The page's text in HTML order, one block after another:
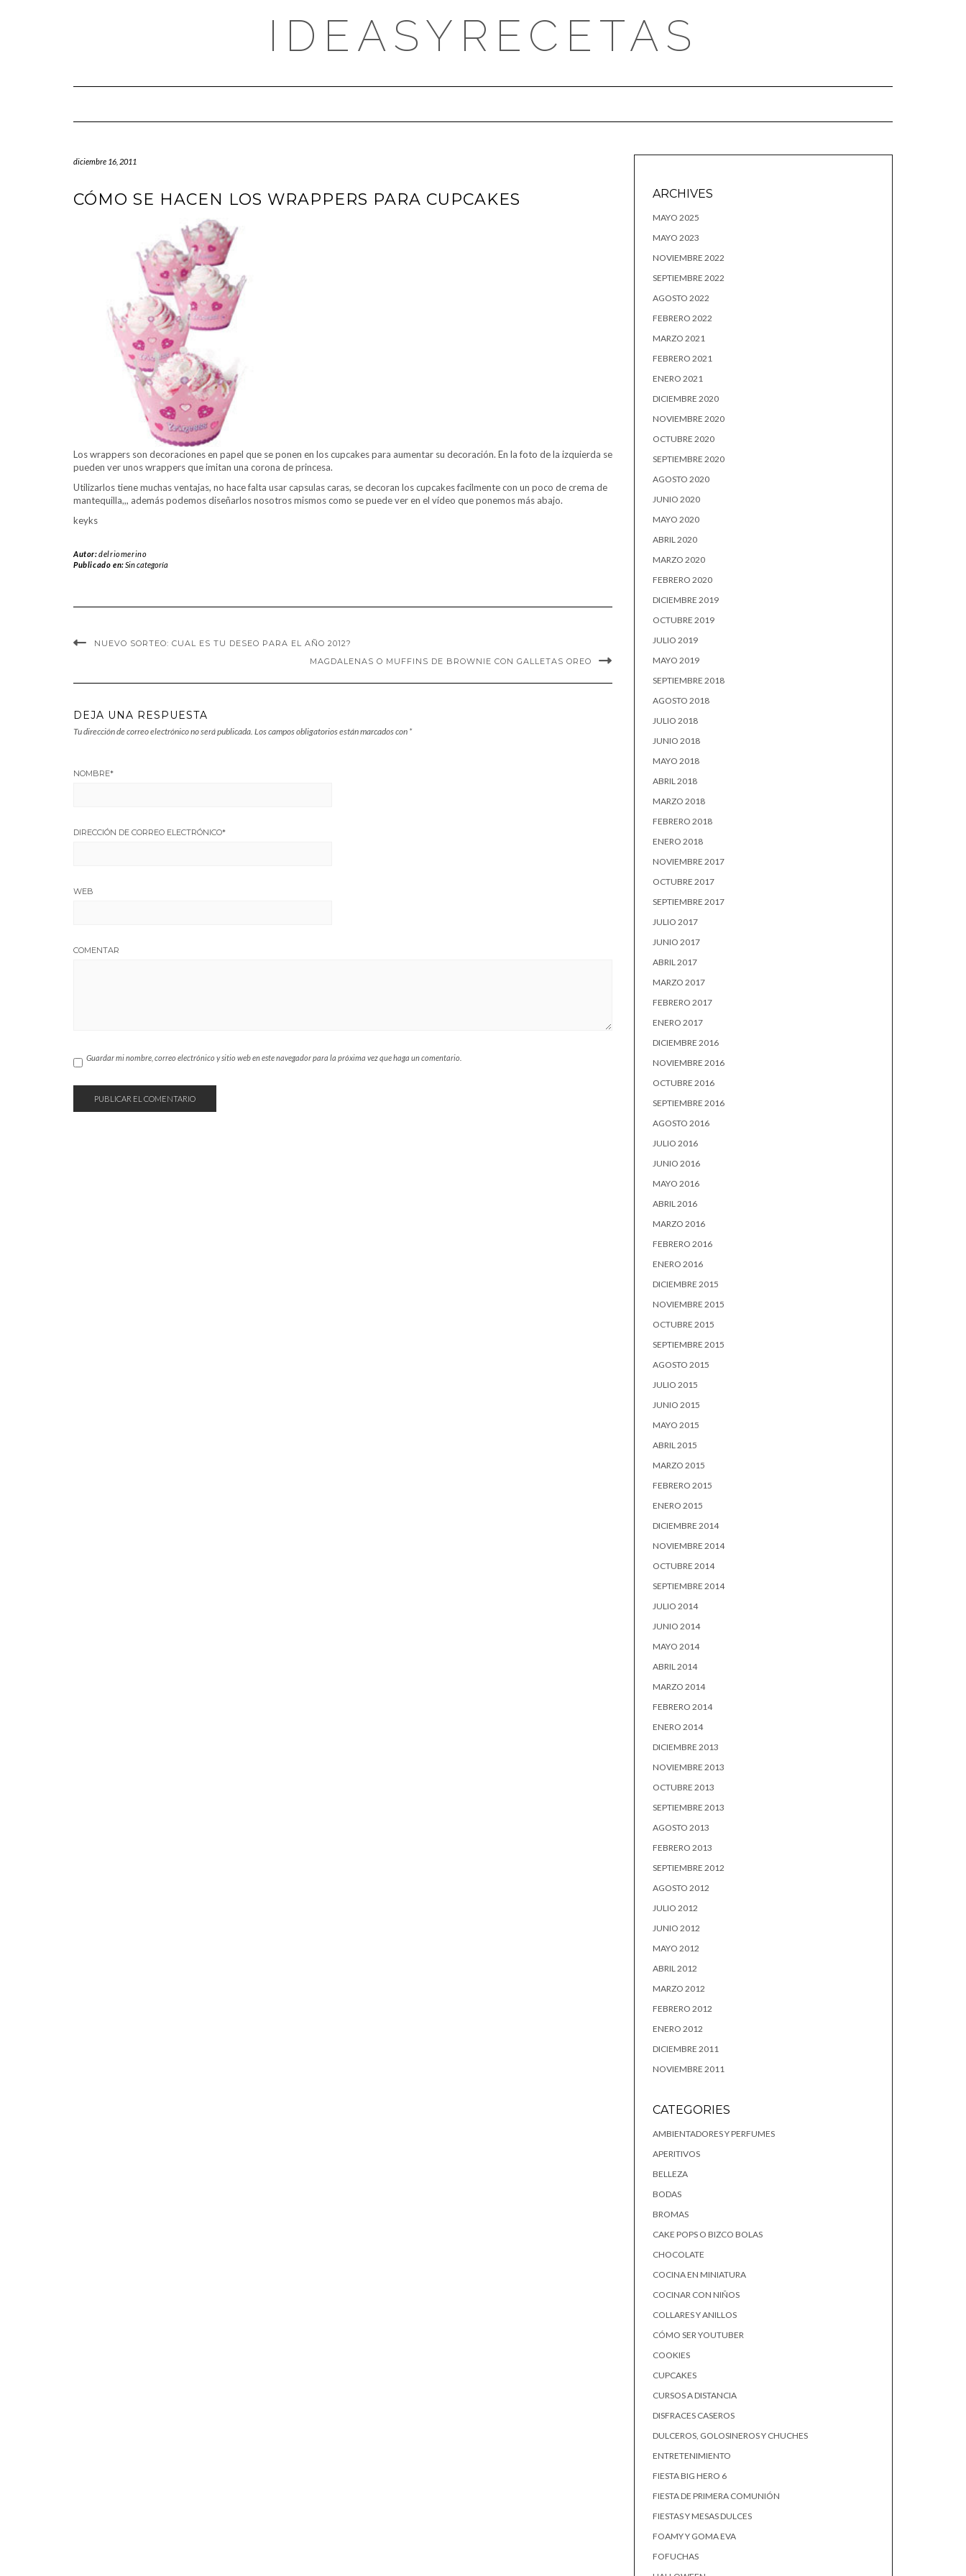
IDEASYRECETAS
diciembre 16, 2011
CÓMO SE HACEN LOS WRAPPERS PARA CUPCAKES
Los wrappers son decoraciones en papel que se ponen en los cupcakes para aumentar su decoración. En la foto de la izquierda se
pueden ver unos wrappers que imitan una corona de princesa.
Utilizarlos tiene muchas ventajas, no hace falta usar capsulas caras, se decoran los cupcakes facilmente con un poco de crema de
mantequilla,,, además podemos diseñarlos nosotros mismos como se puede ver en el vídeo que ponemos más abajo.
keyks
Autor:delriomerino
Publicado en:Sin categoría
NUEVO SORTEO: CUAL ES TU DESEO PARA EL AÑO 2012?
MAGDALENAS O MUFFINS DE BROWNIE CON GALLETAS OREO
DEJA UNA RESPUESTA
Tu dirección de correo electrónico no será publicada. Los campos obligatorios están marcados con *
NOMBRE*
DIRECCIÓN DE CORREO ELECTRÓNICO*
WEB
COMENTAR
Guardar mi nombre, correo electrónico y sitio web en este navegador para la próxima vez que haga un comentario.
ARCHIVES
MAYO 2025
MAYO 2023
NOVIEMBRE 2022
SEPTIEMBRE 2022
AGOSTO 2022
FEBRERO 2022
MARZO 2021
FEBRERO 2021
ENERO 2021
DICIEMBRE 2020
NOVIEMBRE 2020
OCTUBRE 2020
SEPTIEMBRE 2020
AGOSTO 2020
JUNIO 2020
MAYO 2020
ABRIL 2020
MARZO 2020
FEBRERO 2020
DICIEMBRE 2019
OCTUBRE 2019
JULIO 2019
MAYO 2019
SEPTIEMBRE 2018
AGOSTO 2018
JULIO 2018
JUNIO 2018
MAYO 2018
ABRIL 2018
MARZO 2018
FEBRERO 2018
ENERO 2018
NOVIEMBRE 2017
OCTUBRE 2017
SEPTIEMBRE 2017
JULIO 2017
JUNIO 2017
ABRIL 2017
MARZO 2017
FEBRERO 2017
ENERO 2017
DICIEMBRE 2016
NOVIEMBRE 2016
OCTUBRE 2016
SEPTIEMBRE 2016
AGOSTO 2016
JULIO 2016
JUNIO 2016
MAYO 2016
ABRIL 2016
MARZO 2016
FEBRERO 2016
ENERO 2016
DICIEMBRE 2015
NOVIEMBRE 2015
OCTUBRE 2015
SEPTIEMBRE 2015
AGOSTO 2015
JULIO 2015
JUNIO 2015
MAYO 2015
ABRIL 2015
MARZO 2015
FEBRERO 2015
ENERO 2015
DICIEMBRE 2014
NOVIEMBRE 2014
OCTUBRE 2014
SEPTIEMBRE 2014
JULIO 2014
JUNIO 2014
MAYO 2014
ABRIL 2014
MARZO 2014
FEBRERO 2014
ENERO 2014
DICIEMBRE 2013
NOVIEMBRE 2013
OCTUBRE 2013
SEPTIEMBRE 2013
AGOSTO 2013
FEBRERO 2013
SEPTIEMBRE 2012
AGOSTO 2012
JULIO 2012
JUNIO 2012
MAYO 2012
ABRIL 2012
MARZO 2012
FEBRERO 2012
ENERO 2012
DICIEMBRE 2011
NOVIEMBRE 2011
CATEGORIES
AMBIENTADORES Y PERFUMES
APERITIVOS
BELLEZA
BODAS
BROMAS
CAKE POPS O BIZCO BOLAS
CHOCOLATE
COCINA EN MINIATURA
COCINAR CON NIÑOS
COLLARES Y ANILLOS
CÓMO SER YOUTUBER
COOKIES
CUPCAKES
CURSOS A DISTANCIA
DISFRACES CASEROS
DULCEROS, GOLOSINEROS Y CHUCHES
ENTRETENIMIENTO
FIESTA BIG HERO 6
FIESTA DE PRIMERA COMUNIÓN
FIESTAS Y MESAS DULCES
FOAMY Y GOMA EVA
FOFUCHAS